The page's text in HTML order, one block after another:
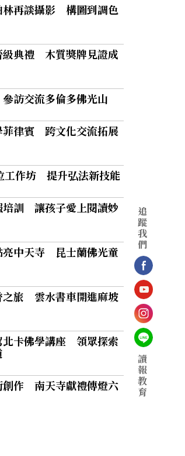
林再談攝影 構圖到調色
級典禮 木質獎牌見證成
訪交流多倫多佛光山
菲律賓 跨文化交流拓展
工作坊 提升弘法新技能
培訓 讓孩子愛上閱讀妙
亮中天寺 昆士蘭佛光童
之旅 雲水書車開進麻坡
北卡佛學講座 領眾探索
創作 南天寺獻禮傳燈六
追
蹤
我
們
讀
報
教
育